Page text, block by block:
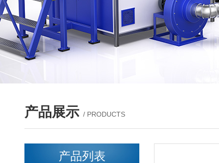
产品展示 / PRODUCTS
产品列表